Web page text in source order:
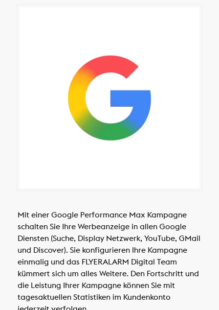
Mit einer Google Performance Max Kampagne
schalten Sie Ihre Werbeanzeige in allen Google
Diensten (Suche, Display Netzwerk, YouTube, GMail
und Discover). Sie konfigurieren Ihre Kampagne
einmalig und das FLYERALARM Digital Team
kümmert sich um alles Weitere. Den Fortschritt und
die Leistung Ihrer Kampagne können Sie mit
tagesaktuellen Statistiken im Kundenkonto